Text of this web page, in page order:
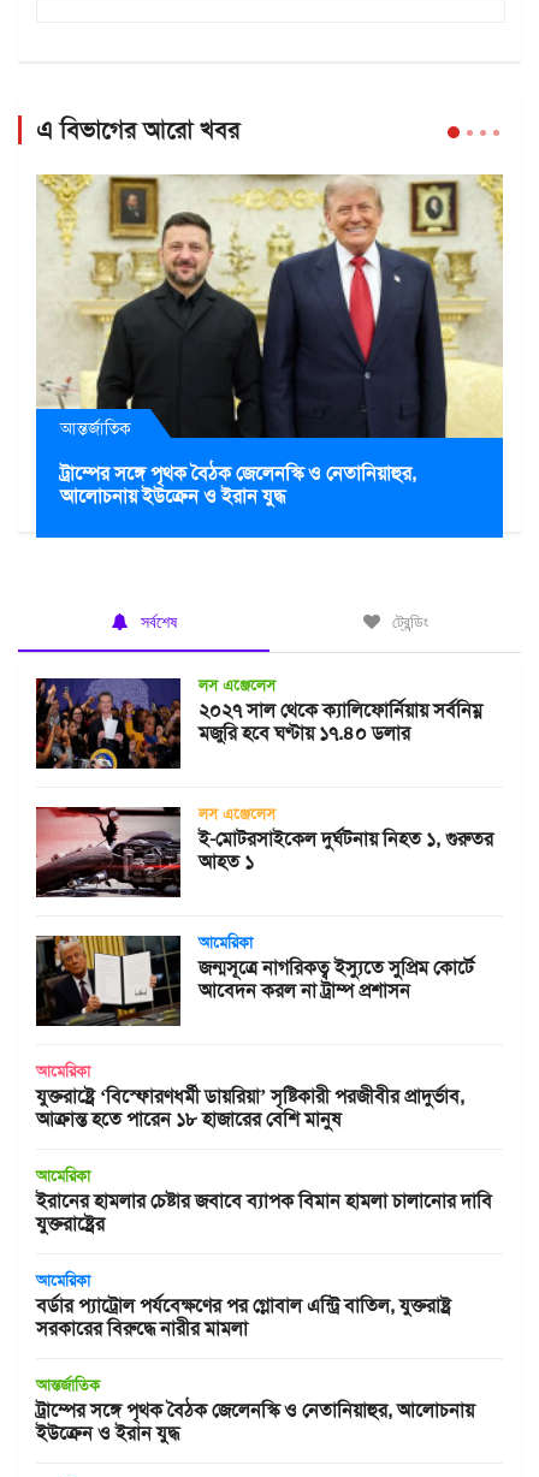
এ বিভাগের আরো খবর
আন্তর্জাতিক
ট্রাম্পের সঙ্গে পৃথক বৈঠক জেলেনস্কি ও নেতানিয়াহুর,
আলোচনায় ইউক্রেন ও ইরান যুদ্ধ
সর্বশেষ ট্রেন্ডিং
লস এঞ্জেলেস
২০২৭ সাল থেকে ক্যালিফোর্নিয়ায় সর্বনিম্ন
মজুরি হবে ঘণ্টায় ১৭.৪০ ডলার
লস এঞ্জেলেস
ই-মোটরসাইকেল দুর্ঘটনায় নিহত ১, গুরুতর
আহত ১
আমেরিকা
জন্মসূত্রে নাগরিকত্ব ইস্যুতে সুপ্রিম কোর্টে
আবেদন করল না ট্রাম্প প্রশাসন
আমেরিকা
যুক্তরাষ্ট্রে ‘বিস্ফোরণধর্মী ডায়রিয়া’ সৃষ্টিকারী পরজীবীর প্রাদুর্ভাব,
আক্রান্ত হতে পারেন ১৮ হাজারের বেশি মানুষ
আমেরিকা
ইরানের হামলার চেষ্টার জবাবে ব্যাপক বিমান হামলা চালানোর দাবি
যুক্তরাষ্ট্রের
আমেরিকা
বর্ডার প্যাট্রোল পর্যবেক্ষণের পর গ্লোবাল এন্ট্রি বাতিল, যুক্তরাষ্ট্র
সরকারের বিরুদ্ধে নারীর মামলা
আন্তর্জাতিক
ট্রাম্পের সঙ্গে পৃথক বৈঠক জেলেনস্কি ও নেতানিয়াহুর, আলোচনায়
ইউক্রেন ও ইরান যুদ্ধ